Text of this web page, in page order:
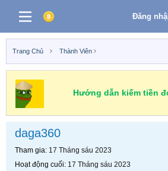
Đăng
Trang Chủ Thành Viên
Hướng dẫn kiếm tiền
daga360
Tham gia 17 Tháng sáu 2023
Hoạt động cuối 17 Tháng sáu 2023